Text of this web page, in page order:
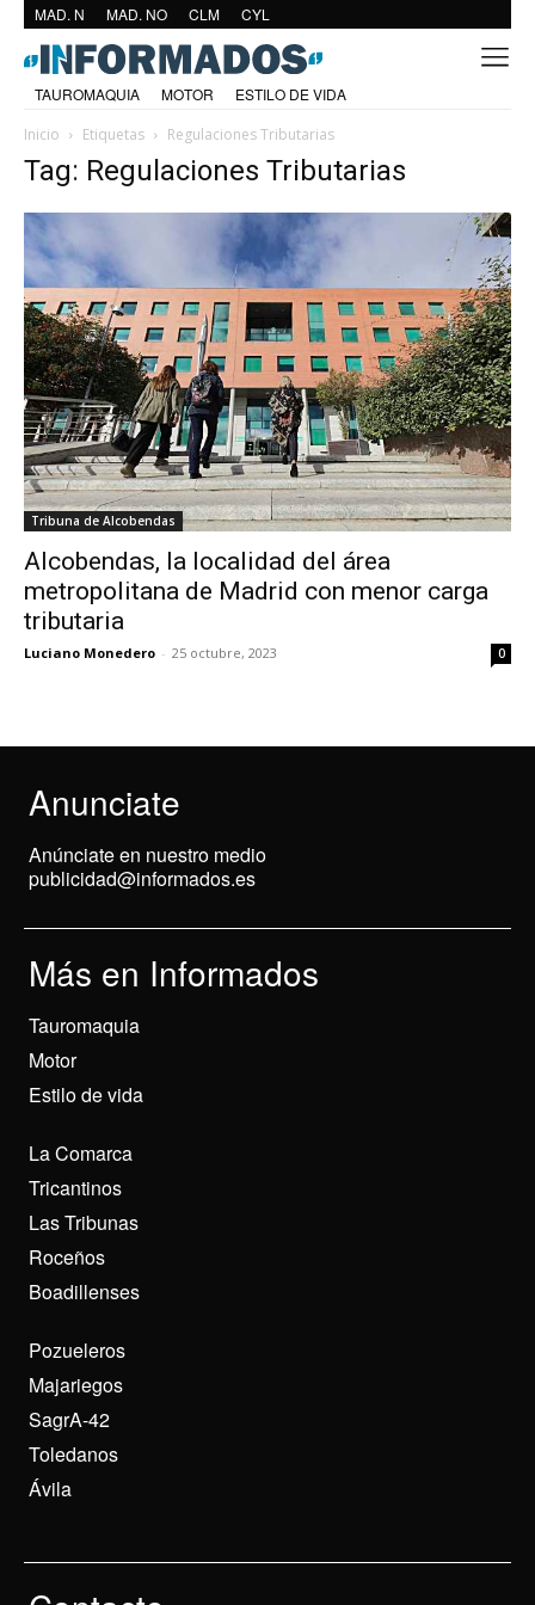
MAD. N MAD. NO CLM CYL
TAUROMAQUIA MOTOR
ESTILO DE VIDA
Inicio
Etiquetas Regulaciones Tributarias
Tag: Regulaciones Tributarias
Tribuna de Alcobendas
Alcobendas, la localidad del área
metropolitana de Madrid con menor carga
tributaria
Luciano Monedero - 25 octubre, 2023 0
Anunciate
Anúnciate en nuestro medio
publicidad@informados.es
Más en Informados
Tauromaquia
Motor
Estilo de vida
La Comarca
Tricantinos
Las Tribunas
Roceños
Boadillenses
Pozueleros
Majariegos
SagrA-42
Toledanos
Ávila